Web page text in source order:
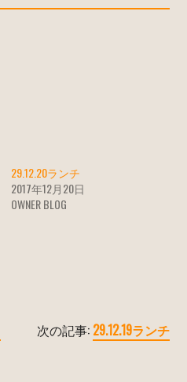
29.12.20ランチ
2017年12月20日
OWNER BLOG
次の記事: 29.12.19ランチ